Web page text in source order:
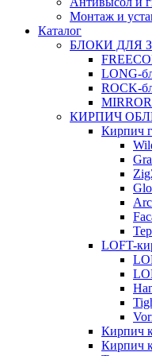
Монтаж и
Каталог
БЛОКИ ДЛЯ
LONG-
ROCK-
КИРПИЧ
Кирпич
LOFT-
Кирпич
Кирпич